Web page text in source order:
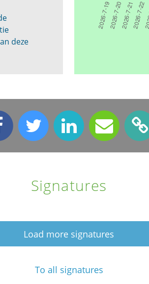
deze
Signatures
Load more signatures
To all signatures